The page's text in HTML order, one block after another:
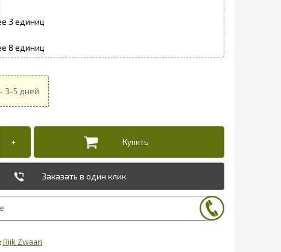
3
8
Заказать в один клик
Rijk Zwaan